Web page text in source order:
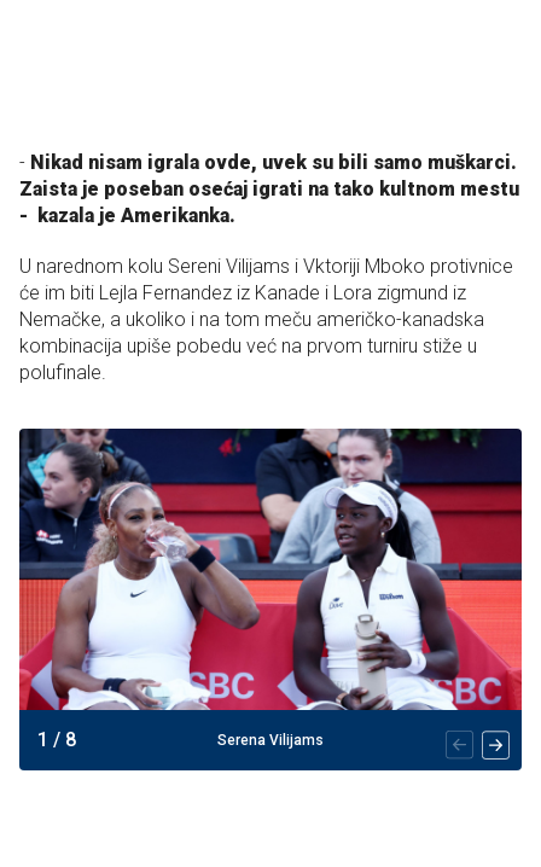
- Nikad nisam igrala ovde, uvek su bili samo muškarci.
Zaista je poseban osećaj igrati na tako kultnom mestu
- kazala je Amerikanka.
U narednom kolu Sereni Vilijams i Vktoriji Mboko protivnice
će im biti Lejla Fernandez iz Kanade i Lora zigmund iz
Nemačke, a ukoliko i na tom meču američko-kanadska
kombinacija upiše pobedu već na prvom turniru stiže u
polufinale.
Serena Vilijams
1 / 8